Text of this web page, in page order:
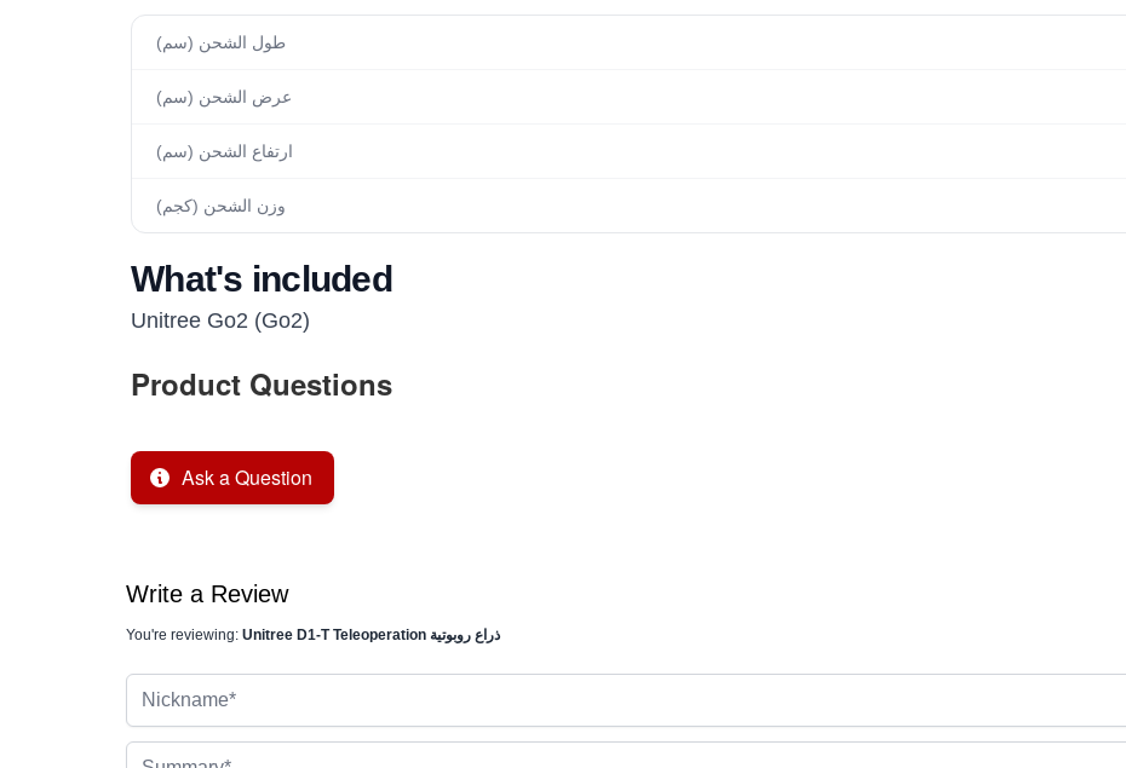
طول الشحن (سم)
عرض الشحن (سم)
ارتفاع الشحن (سم)
وزن الشحن (كجم)
What's included
Unitree Go2 (Go2)
Product Questions
Ask a Question
Write a Review
You're reviewing: Unitree D1-T Teleoperation ذراع روبوتية